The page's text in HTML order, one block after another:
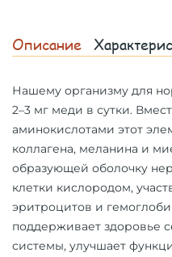
Описание
Нашему организму для
2–3 мг меди в сутки.
аминокислотами этот
коллагена, меланина и
образующей оболочку
клетки кислородом,
эритроцитов и
поддерживает здоровье
системы, улучшает